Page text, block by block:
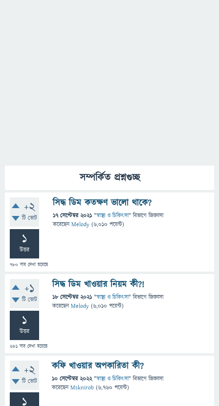
সম্পর্কিত প্রশ্নগুচ্ছ
+2
টি ভোট
1
উত্তর
780 বার দেখা হয়েছে
সিদ্ধ ডিম কতক্ষণ ভালো থাকে?
17 সেপ্টেম্বর 2021 "স্বাস্থ্য ও চিকিৎসা" বিভাগে জিজ্ঞাসা
করেছেনMelody (6,010 পয়েন্ট)
+1
টি ভোট
1
উত্তর
681 বার দেখা হয়েছে
সিদ্ধ ডিম খাওয়ার নিয়ম কী?!
18 সেপ্টেম্বর 2021 "স্বাস্থ্য ও চিকিৎসা" বিভাগে জিজ্ঞাসা
করেছেনMelody (6,010 পয়েন্ট)
+2
টি ভোট
1
কফি খাওয়ার অপকারিতা কী?
10 সেপ্টেম্বর 2022 "স্বাস্থ্য ও চিকিৎসা" বিভাগে জিজ্ঞাসা
করেছেনMsknirob (6,760 পয়েন্ট)